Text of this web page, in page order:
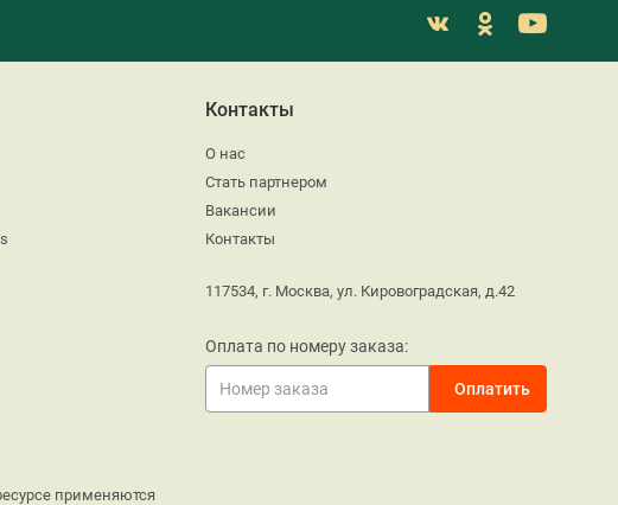
применяются
Контакты
О нас
Стать партнером
Вакансии
Контакты
117534, г. Москва, ул. Кировоградская, д.42
Оплата по номеру заказа: